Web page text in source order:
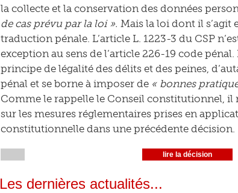
la collecte et la conservation des données
de cas prévu par la loi ». Mais la loi dont il s’agit
traduction pénale. L’article L. 1223-3 du CSP
exception au sens de l’article 226-19 code
principe de légalité des délits et des peines,
pénal et se borne à imposer de « bonnes
Comme le rappelle le Conseil constitutionnel,
sur les mesures réglementaires prises en
constitutionnelle dans une précédente décision.
lire la décision
Les dernières actualités...